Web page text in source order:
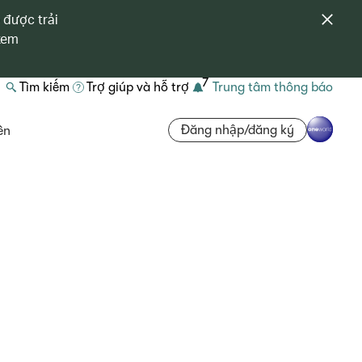
được trải
Tìm kiếm Trợ giúp và hỗ trợ 7 Trung tâm thông báo
Đăng nhập/đăng ký